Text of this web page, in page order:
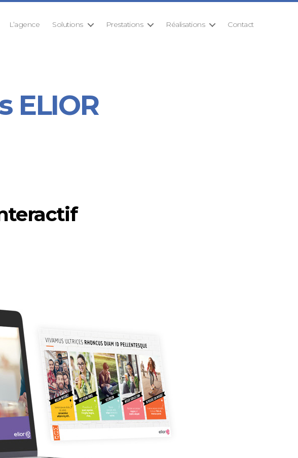
L’agence Solutions Prestations Réalisations Contact
ELIOR